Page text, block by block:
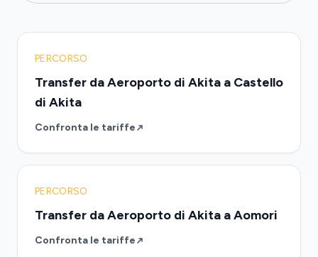
PERCORSO
Transfer da Aeroporto di Akita a Castello
di Akita
Confronta le tariffe
PERCORSO
Transfer da Aeroporto di Akita a Aomori
Confronta le tariffe